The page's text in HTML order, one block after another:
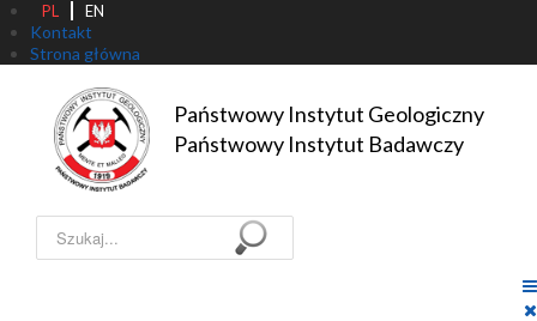
PL EN
Kontakt
Strona główna
Państwowy Instytut Geologiczny
Państwowy Instytut Badawczy
Szukaj...